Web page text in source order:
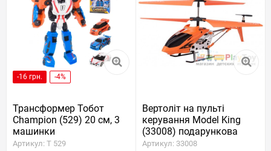
-16 грн. -4%
Трансформер Тобот
Champion (529) 20 см, 3
машинки
Артикул: T 529
Вертоліт на пульті
керування Model King
(33008) подарункова
упаковка, 6 кольорів
Артикул: 33008